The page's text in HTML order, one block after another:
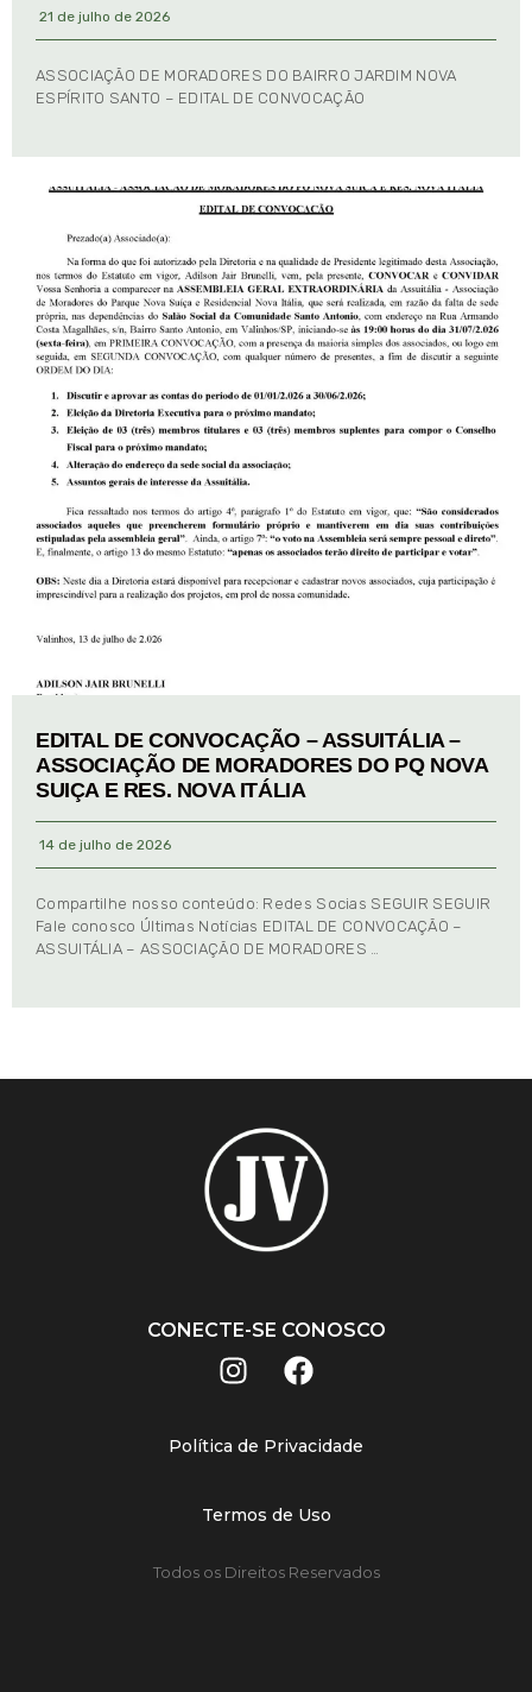
21 de julho de 2026
ASSOCIAÇÃO DE MORADORES DO BAIRRO JARDIM NOVA
ESPÍRITO SANTO – EDITAL DE CONVOCAÇÃO
EDITAL DE CONVOCAÇÃO – ASSUITÁLIA –
ASSOCIAÇÃO DE MORADORES DO PQ NOVA
SUIÇA E RES. NOVA ITÁLIA
14 de julho de 2026
Compartilhe nosso conteúdo: Redes Socias SEGUIR SEGUIR
Fale conosco Últimas Notícias EDITAL DE CONVOCAÇÃO –
ASSUITÁLIA – ASSOCIAÇÃO DE MORADORES …
CONECTE-SE CONOSCO
Política de Privacidade
Termos de Uso
Todos os Direitos Reservados